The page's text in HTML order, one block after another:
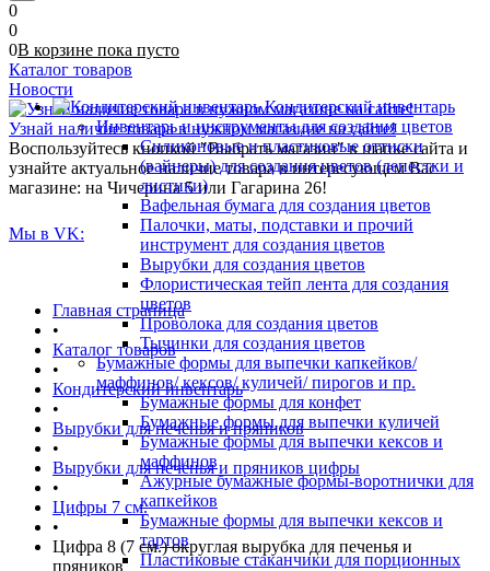
0
0
0В корзине пока пусто
Каталог товаров
Кондитерский инвентарь
Инвентарь и инструменты для создания цветов
Силиконовые и пластиковые оттиски
(вайнеры) для создания цветов (лепестки и
листики)
Вафельная бумага для создания цветов
Палочки, маты, подставки и прочий
инструмент для создания цветов
Вырубки для создания цветов
Флористическая тейп лента для создания
цветов
Проволока для создания цветов
Тычинки для создания цветов
Бумажные формы для выпечки капкейков/
маффинов/ кексов/ куличей/ пирогов и пр.
Бумажные формы для конфет
Бумажные формы для выпечки куличей
Бумажные формы для выпечки кексов и
маффинов
Ажурные бумажные формы-воротнички для
капкейков
Бумажные формы для выпечки кексов и
тартов
Пластиковые стаканчики для порционных
Новости
Узнай наличие товара в нужном магазине на сайте!
Воспользуйтесь кнопкой "Выбрать магазин" в шапке сайта и
узнайте актуальное наличие товара в интересующем Вас
магазине: на Чичерина 5 или Гагарина 26!
Мы в VK:
Главная страница
•
Каталог товаров
•
Кондитерский инвентарь
•
Вырубки для печенья и пряников
•
Вырубки для печенья и пряников цифры
•
Цифры 7 см.
•
Цифра 8 (7 см.) округлая вырубка для печенья и
пряников